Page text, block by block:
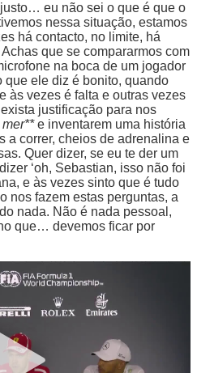
eu não sei o que é que o
nessa situação, estamos
há contacto, no limite, há
que se compararmos com
na boca de um jogador
que ele diz é bonito, quando
às vezes é falta e outras vezes
justificação para nos
mer**e inventarem uma história
a correr, cheios de adrenalina e
Quer dizer, se eu te der um
‘oh, Sebastian, isso não foi
e às vezes sinto que é tudo
nos fazem estas perguntas, a
nada. Não é nada pessoal,
que… devemos ficar por